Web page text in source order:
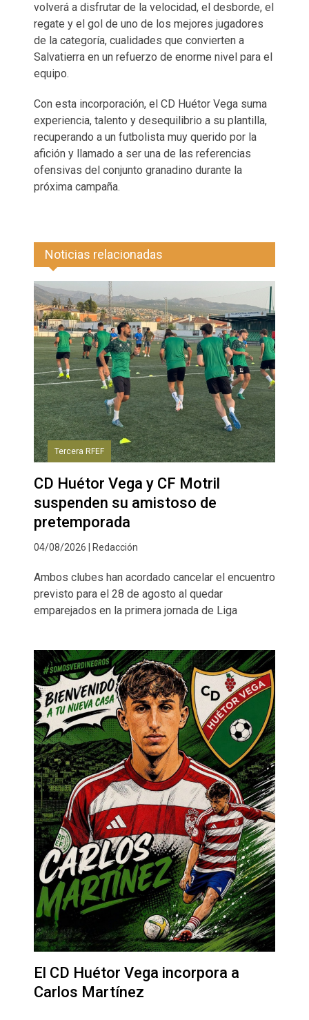
volverá a disfrutar de la velocidad, el desborde, el
regate y el gol de uno de los mejores jugadores
de la categoría, cualidades que convierten a
Salvatierra en un refuerzo de enorme nivel para el
equipo.
Con esta incorporación, el CD Huétor Vega suma
experiencia, talento y desequilibrio a su plantilla,
recuperando a un futbolista muy querido por la
afición y llamado a ser una de las referencias
ofensivas del conjunto granadino durante la
próxima campaña.
Noticias relacionadas
Tercera RFEF
CD Huétor Vega y CF Motril
suspenden su amistoso de
pretemporada
04/08/2026 | Redacción
Ambos clubes han acordado cancelar el encuentro
previsto para el 28 de agosto al quedar
emparejados en la primera jornada de Liga
El CD Huétor Vega incorpora a
Carlos Martínez